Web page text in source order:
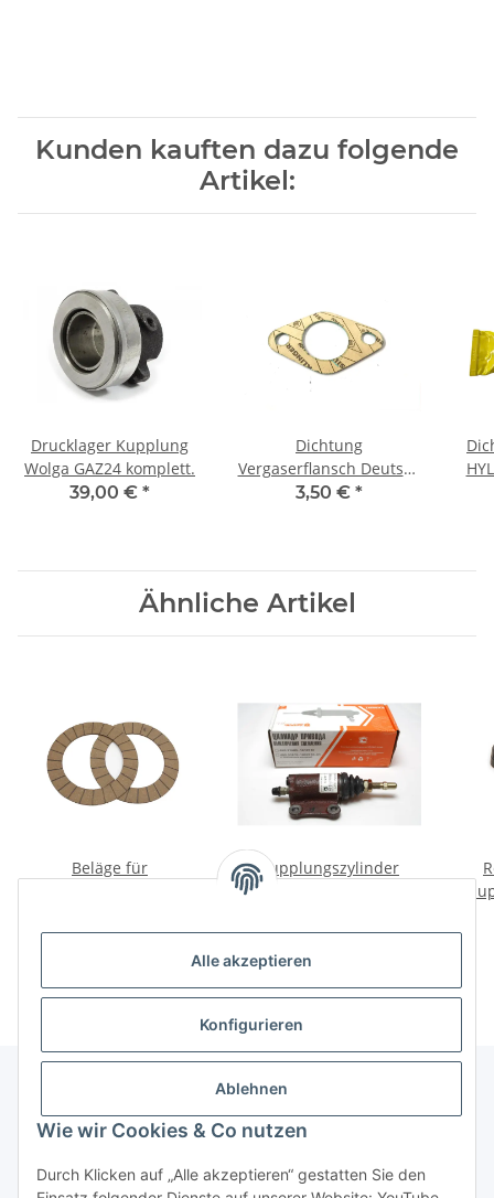
Alle akzeptieren
Konfigurieren
Ablehnen
Wie wir Cookies & Co nutzen
Durch Klicken auf „Alle akzeptieren“ gestatten Sie den
Kunden kauften dazu folgende
Artikel:
Drucklager Kupplung
Wolga GAZ24 komplett.
39,00 € *
Dichtung
Vergaserflansch Deutsch
UAZ469, Wolga M21.
3,50 € *
Ähnliche Artikel
Beläge für
Kupplungszylinder
unten UAZ, Wolga M21,
Informationen
Gesetzliche Informationen